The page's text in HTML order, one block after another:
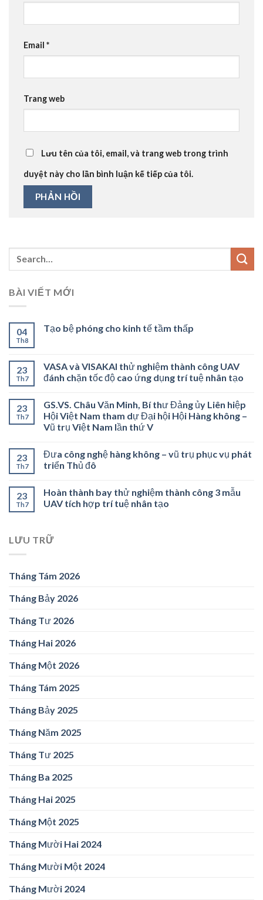
Email *
Trang web
Lưu tên của tôi, email, và trang web trong trình
duyệt này cho lần bình luận kế tiếp của tôi.
BÀI VIẾT MỚI
04
Th8
Tạo bệ phóng cho kinh tế tầm thấp
23
Th7
VASA và VISAKAI thử nghiệm thành công UAV
đánh chặn tốc độ cao ứng dụng trí tuệ nhân tạo
23
Th7
GS.VS. Châu Văn Minh, Bí thư Đảng ủy Liên hiệp
Hội Việt Nam tham dự Đại hội Hội Hàng không –
Vũ trụ Việt Nam lần thứ V
23
Th7
Đưa công nghệ hàng không – vũ trụ phục vụ phát
triển Thủ đô
23
Th7
Hoàn thành bay thử nghiệm thành công 3 mẫu
UAV tích hợp trí tuệ nhân tạo
LƯU TRỮ
Tháng Tám 2026
Tháng Bảy 2026
Tháng Tư 2026
Tháng Hai 2026
Tháng Một 2026
Tháng Tám 2025
Tháng Bảy 2025
Tháng Năm 2025
Tháng Tư 2025
Tháng Ba 2025
Tháng Hai 2025
Tháng Một 2025
Tháng Mười Hai 2024
Tháng Mười Một 2024
Tháng Mười 2024